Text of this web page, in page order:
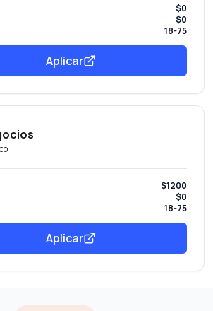
$0
$0
18-75
Aplicar
$1200
$0
18-75
Aplicar